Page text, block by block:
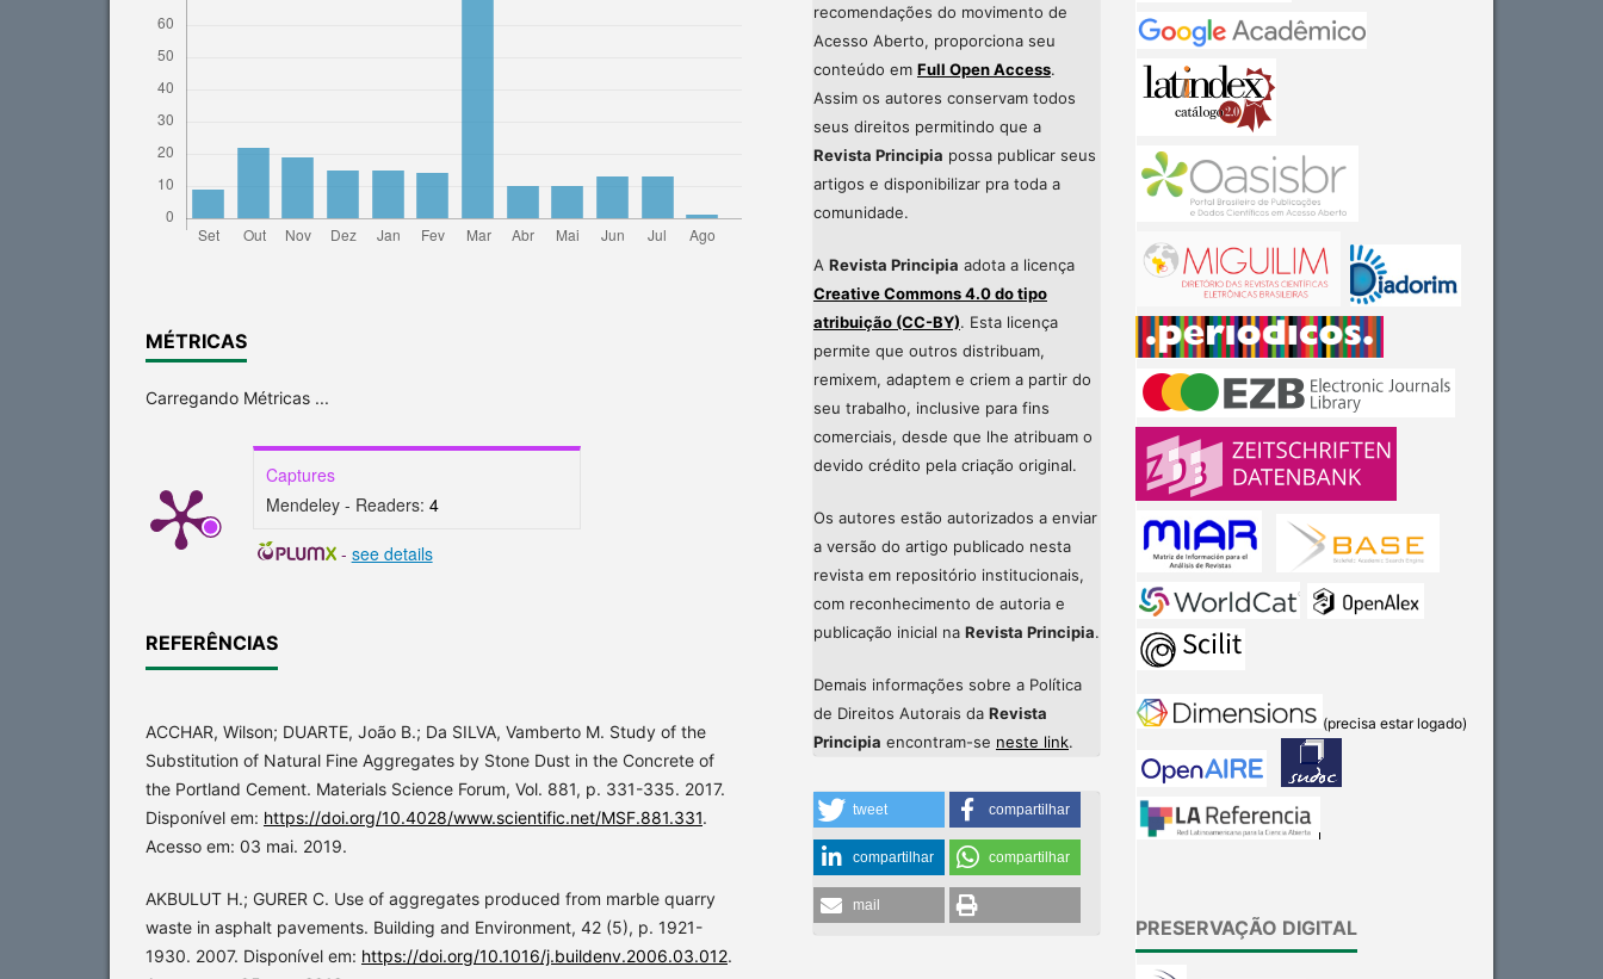
MÉTRICAS
Carregando Métricas ...
Captures
Mendeley - Readers: 4
- see details
REFERÊNCIAS
ACCHAR, Wilson; DUARTE, João B.; Da SILVA, Vamberto M. Study of the
Substitution of Natural Fine Aggregates by Stone Dust in the Concrete of
the Portland Cement. Materials Science Forum, Vol. 881, p. 331-335. 2017.
Disponível em: https://doi.org/10.4028/www.scientific.net/MSF.881.331.
Acesso em: 03 mai. 2019.
AKBULUT H.; GURER C. Use of aggregates produced from marble quarry
waste in asphalt pavements. Building and Environment, 42 (5), p. 1921-
1930. 2007. Disponível em: https://doi.org/10.1016/j.buildenv.2006.03.012.
recomendações do movimento de
Acesso Aberto, proporciona seu
conteúdo em Full Open Access.
Assim os autores conservam todos
seus direitos permitindo que a
Revista Principia possa publicar seus
artigos e disponibilizar pra toda a
comunidade.
A Revista Principia adota a licença
Creative Commons 4.0 do tipo
atribuição (CC-BY). Esta licença
permite que outros distribuam,
remixem, adaptem e criem a partir do
seu trabalho, inclusive para fins
comerciais, desde que lhe atribuam o
devido crédito pela criação original.
Os autores estão autorizados a enviar
a versão do artigo publicado nesta
revista em repositório institucionais,
com reconhecimento de autoria e
publicação inicial na Revista Principia.
Demais informações sobre a Política
de Direitos Autorais da Revista
Principia encontram-se neste link.
tweet compartilhar
compartilhar compartilhar
mail
0
Methods
0
(precisa estar logado)
PRESERVAÇÃO DIGITAL